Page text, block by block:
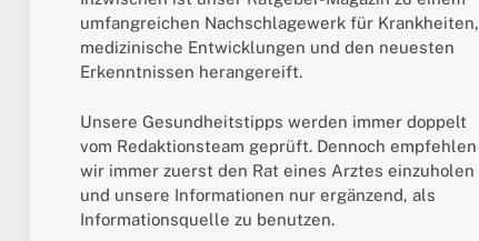
umfangreichen Nachschlagewerk für Krankheiten,
medizinische Entwicklungen und den neuesten
Erkenntnissen herangereift.
Unsere Gesundheitstipps werden immer doppelt
vom Redaktionsteam geprüft. Dennoch empfehlen
wir immer zuerst den Rat eines Arztes einzuholen
und unsere Informationen nur ergänzend, als
Informationsquelle zu benutzen.